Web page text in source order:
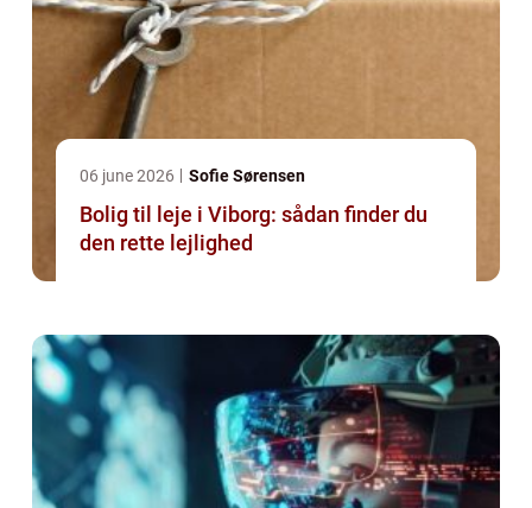
06 june 2026 Sofie Sørensen
Bolig til leje i Viborg: sådan finder du
den rette lejlighed